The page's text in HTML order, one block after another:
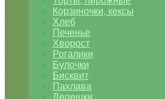
Корзиночки, кексы
Хлеб
Печенье
Хворост
Рогалики
Булочки
Бисквит
Пахлава
Лепешки